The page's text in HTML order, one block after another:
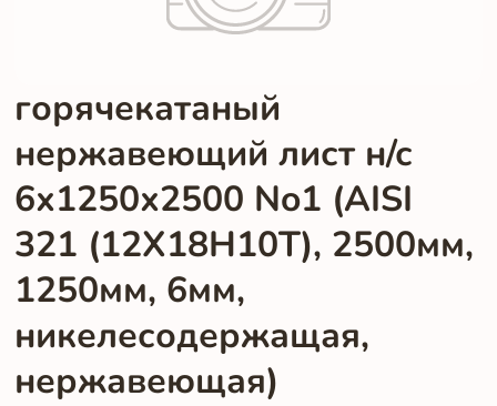
горячекатаный
нержавеющий лист н/с
6х1250х2500 No1 (AISI
321 (12Х18Н10Т), 2500мм,
1250мм, 6мм,
никелесодержащая,
нержавеющая)